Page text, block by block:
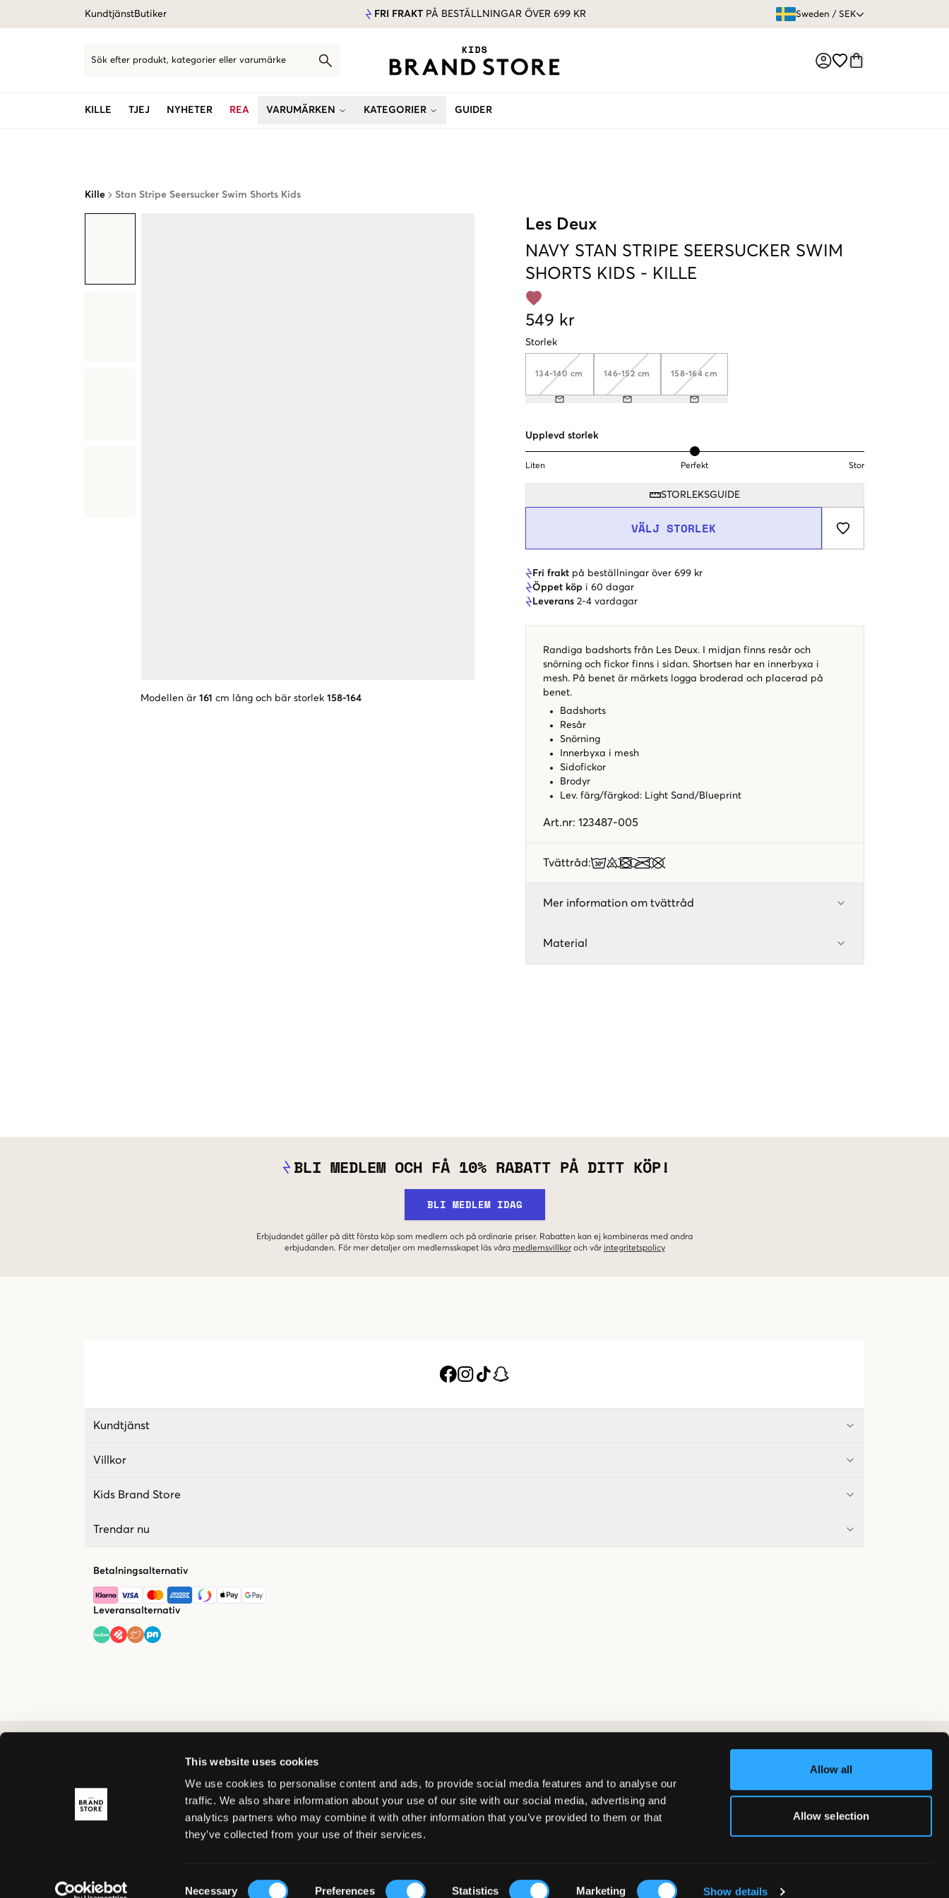
This website uses cookies
We use cookies to personalise content and ads, to provide social media features and to analyse our
traffic. We also share information about your use of our site with our social media, advertising and
analytics partners who may combine it with other information that you’ve provided to them or that
they’ve collected from your use of their services.
Necessary Preferences Statistics Marketing Show details
Allow all
Allow selection
KundtjänstButiker FRI FRAKT PÅ BESTÄLLNINGAR ÖVER 699 KR Sweden / SEK
Sök efter produkt, kategorier eller varumärke
KILLE TJEJ NYHETER REA VARUMÄRKEN KATEGORIER GUIDER
Kille Stan Stripe Seersucker Swim Shorts Kids
Modellen är 161 cm lång och bär storlek 158-164
Les Deux
NAVY STAN STRIPE SEERSUCKER SWIM
SHORTS KIDS - KILLE
549 kr
Storlek
134-140 cm 146-152 cm 158-164 cm
Upplevd storlek
Liten Perfekt Stor
STORLEKSGUIDE
VÄLJ STORLEK
Fri frakt på beställningar över 699 kr
Öppet köp i 60 dagar
Leverans 2-4 vardagar
Randiga badshorts från Les Deux. I midjan finns resår och
snörning och fickor finns i sidan. Shortsen har en innerbyxa i
mesh. På benet är märkets logga broderad och placerad på
benet.
Badshorts
Resår
Snörning
Innerbyxa i mesh
Sidofickor
Brodyr
Lev. färg/färgkod : Light Sand/Blueprint
Art.nr: 123487-005
Tvättråd:
Mer information om tvättråd
Material
BLI MEDLEM OCH FÅ 10% RABATT PÅ DITT KÖP!
BLI MEDLEM IDAG
Erbjudandet gäller på ditt första köp som medlem och på ordinarie priser. Rabatten kan ej kombineras med andra
erbjudanden. För mer detaljer om medlemsskapet läs våra medlemsvillkor och vår integritetspolicy
Kundtjänst
Villkor
Kids Brand Store
Trendar nu
Betalningsalternativ
Leveransalternativ
© Copyright 2026 Kids Brand Store AB